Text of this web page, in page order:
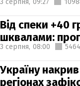
Від спеки +40
шквалами:
3 серпня, 08:00 5464
Україну
регіонах